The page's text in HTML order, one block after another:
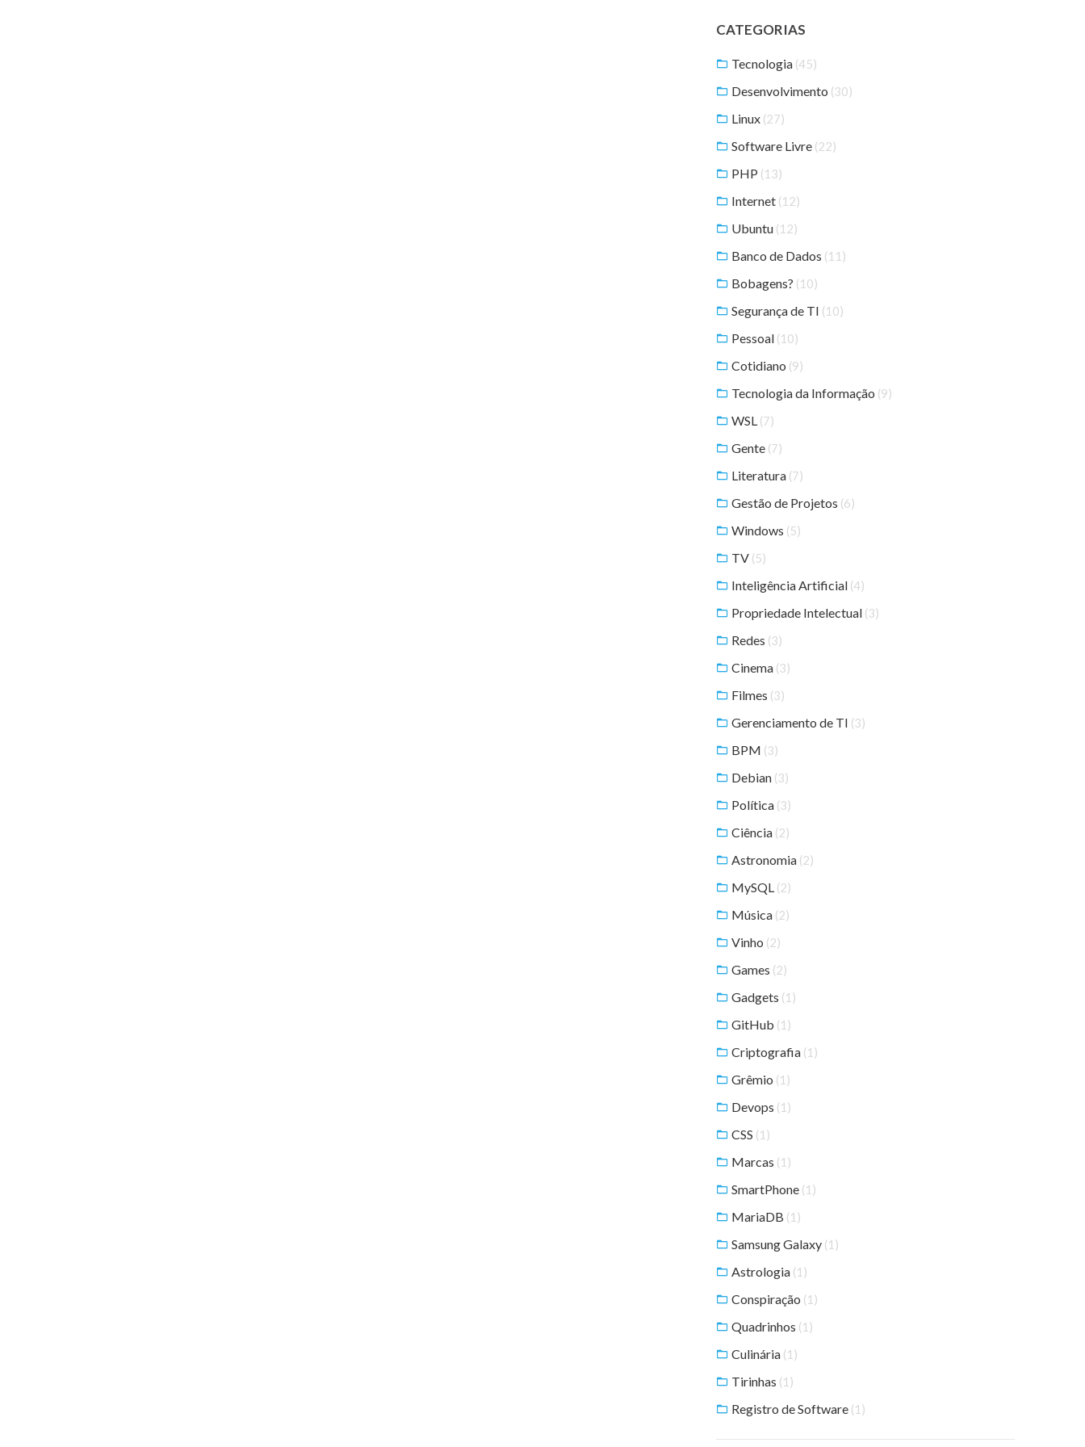
CATEGORIAS
Tecnologia (45)
Desenvolvimento (30)
Linux (27)
Software Livre (22)
PHP (13)
Internet (12)
Ubuntu (12)
Banco de Dados (11)
Bobagens? (10)
Segurança de TI (10)
Pessoal (10)
Cotidiano (9)
Tecnologia da Informação (9)
WSL (7)
Gente (7)
Literatura (7)
Gestão de Projetos (6)
Windows (5)
TV (5)
Inteligência Artificial (4)
Propriedade Intelectual (3)
Redes (3)
Cinema (3)
Filmes (3)
Gerenciamento de TI (3)
BPM (3)
Debian (3)
Política (3)
Ciência (2)
Astronomia (2)
MySQL (2)
Música (2)
Vinho (2)
Games (2)
Gadgets (1)
GitHub (1)
Criptografia (1)
Grêmio (1)
Devops (1)
CSS (1)
Marcas (1)
SmartPhone (1)
MariaDB (1)
Samsung Galaxy (1)
Astrologia (1)
Conspiração (1)
Quadrinhos (1)
Culinária (1)
Tirinhas (1)
Registro de Software (1)